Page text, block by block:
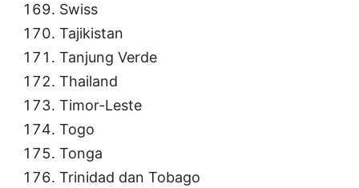
Swiss
Tajikistan
Tanjung Verde
Thailand
Timor-Leste
Togo
Tonga
Trinidad dan Tobago